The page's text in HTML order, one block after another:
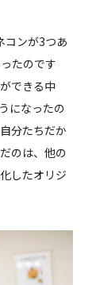
コンが3つあ
たのです
できる中
になったの
分たちだか
のは、他の
したオリジ